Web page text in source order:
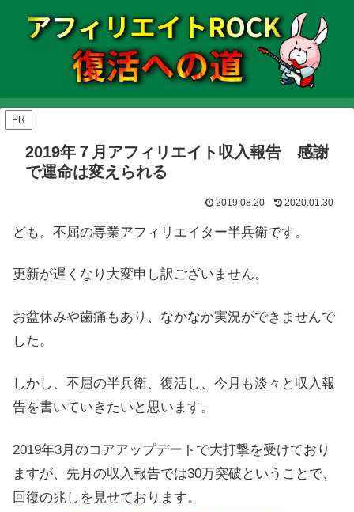
PR
2019年７月アフィリエイト収入報告 感謝
で運命は変えられる
2019.08.20 2020.01.30
ども。不屈の専業アフィリエイター半兵衛です。
更新が遅くなり大変申し訳ございません。
お盆休みや歯痛もあり、なかなか実況ができませんで
した。
しかし、不屈の半兵衛、復活し、今月も淡々と収入報
告を書いていきたいと思います。
2019年3月のコアアップデートで大打撃を受けており
ますが、先月の収入報告では30万突破ということで、
回復の兆しを見せております。